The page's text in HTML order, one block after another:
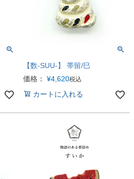
【数-SUU-】 帯留/巳
価格：
¥4,620税込
カートに入れる